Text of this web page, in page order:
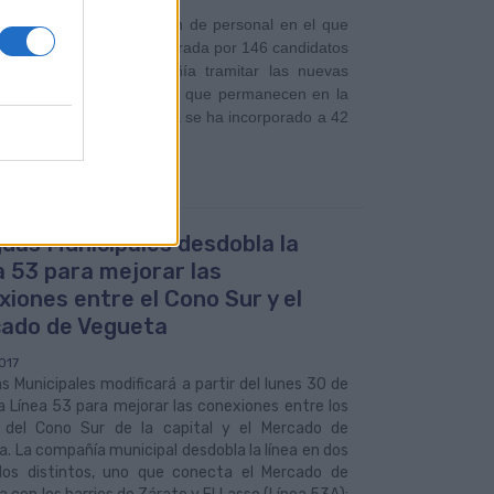
el proceso de selección de personal en el que
bolsa de empleo integrada por 146 candidatos
permitirá a la compañía tramitar las nuevas
2021. Los aspirantes que permanecen en la
Hasta el momento ya se ha incorporado a 42
Municipales desdobla la
53 para mejorar las
entre el Cono Sur y el
de Vegueta
Municipales modificará a partir del lunes 30 de
Línea 53 para mejorar las conexiones entre los
del Cono Sur de la capital y el Mercado de
La compañía municipal desdobla la línea en dos
distintos, uno que conecta el Mercado de